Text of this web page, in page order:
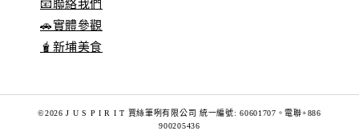
📧聯絡我們
🚗實體參觀
🧋新埔美食
©2026 J U S P I R I T 賈絲筆咧有限公司 統一編號: 60601707。電聯+886
900205436